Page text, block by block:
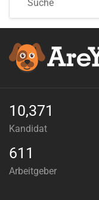
10,371
Kandidat
611
Arbeitgeber